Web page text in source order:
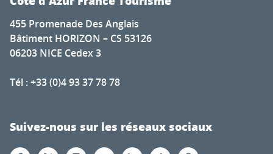
455 Promenade Des Anglais
Bâtiment HORIZON – CS 53126
06203 NICE Cedex 3
Tél : +33 (0)4 93 37 78 78
Suivez-nous sur les réseaux sociaux